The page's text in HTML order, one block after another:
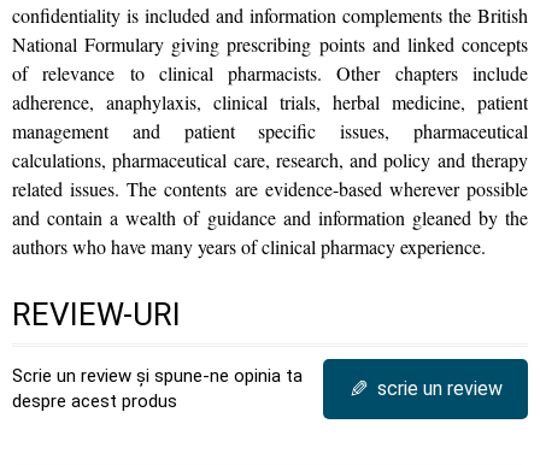
confidentiality is included and information complements the British
National Formulary giving prescribing points and linked concepts
of relevance to clinical pharmacists. Other chapters include
adherence, anaphylaxis, clinical trials, herbal medicine, patient
management and patient specific issues, pharmaceutical
calculations, pharmaceutical care, research, and policy and therapy
related issues. The contents are evidence-based wherever possible
and contain a wealth of guidance and information gleaned by the
authors who have many years of clinical pharmacy experience.
REVIEW-URI
Scrie un review și spune-ne opinia ta
despre acest produs
✎ scrie un review